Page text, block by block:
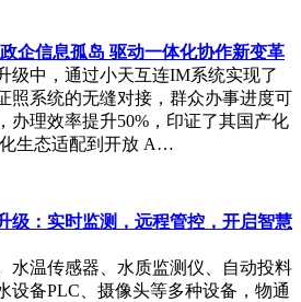
湃智联生态系统，支持小爱同学语音
松操控产品，享受更加智能化、便捷
企信息孤岛 驱动一体化协作新变革
级中，通过小天互连IM系统实现了
照系统的无缝对接，群众办事进度可
办理效率提升50%，印证了其国产化
生态适配到开放 A…
级：实时监测，远程管控，开启智慧
水温传感器、水质监测仪、自动投料
设备PLC、摄像头等多种设备，物通